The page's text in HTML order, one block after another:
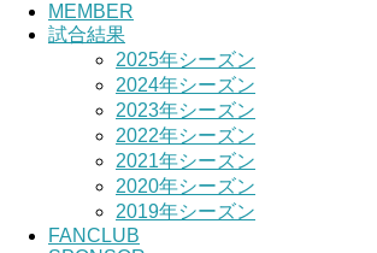
MEMBER
試合結果
2025年シーズン
2024年シーズン
2023年シーズン
2022年シーズン
2021年シーズン
2020年シーズン
2019年シーズン
FANCLUB